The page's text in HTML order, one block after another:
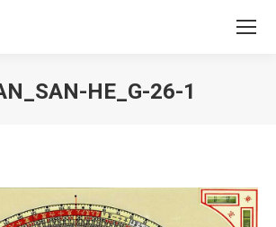
HE_G-26-1